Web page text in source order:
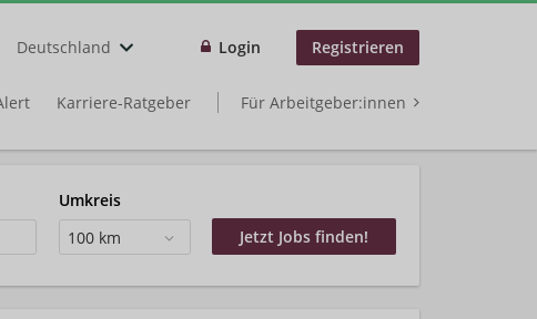
Deutschland Login Registrieren
Karriere-Ratgeber Für Arbeitgeber:innen
Umkreis
100 km